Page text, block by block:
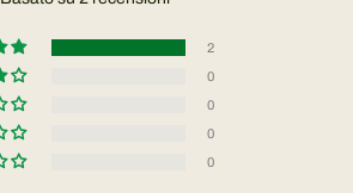
2
0
0
0
0